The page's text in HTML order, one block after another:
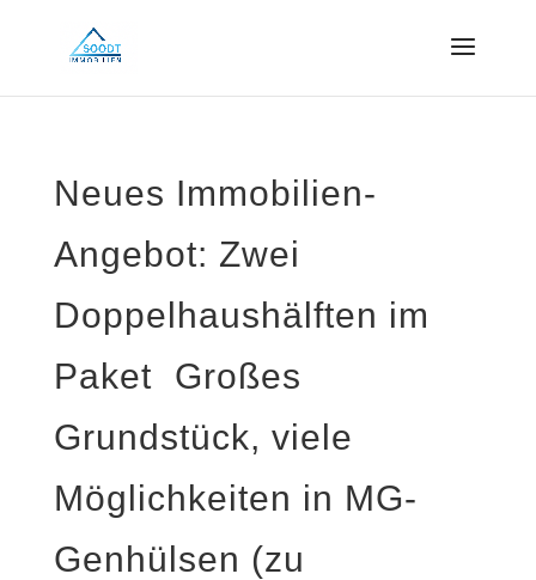
Neues Immobilien-
Angebot: Zwei
Doppelhaushälften im
Paket  Großes
Grundstück, viele
Möglichkeiten in MG-
Genhülsen (zu